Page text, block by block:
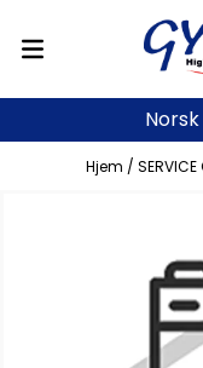
Hjem / SERVICE